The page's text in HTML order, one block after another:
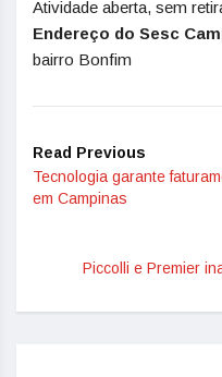
Atividade aberta, sem
Endereço do Sesc
bairro Bonfim
Read Previous
Tecnologia garante
em Campinas
Piccolli e Premier